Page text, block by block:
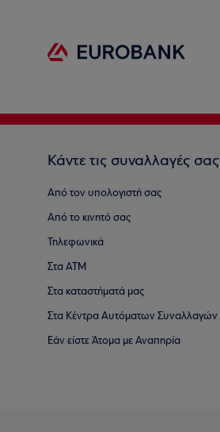
Κάντε τις συναλλαγές σας
Από τον υπολογιστή σας
Από το κινητό σας
Τηλεφωνικά
Στα ΑΤΜ
Στα καταστήματά μας
Στα Κέντρα Αυτόματων Συναλλαγών
Εάν είστε Άτομα με Αναπηρία